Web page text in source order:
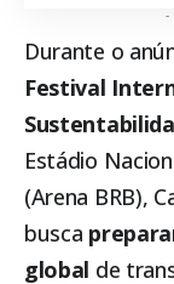
-
Durante o
Festival
Estádio
(Arena BRB),
busca
global de